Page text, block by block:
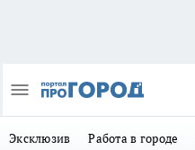
Эксклюзив Работа в городе